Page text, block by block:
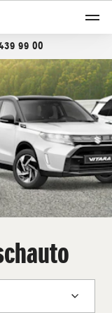
99 00